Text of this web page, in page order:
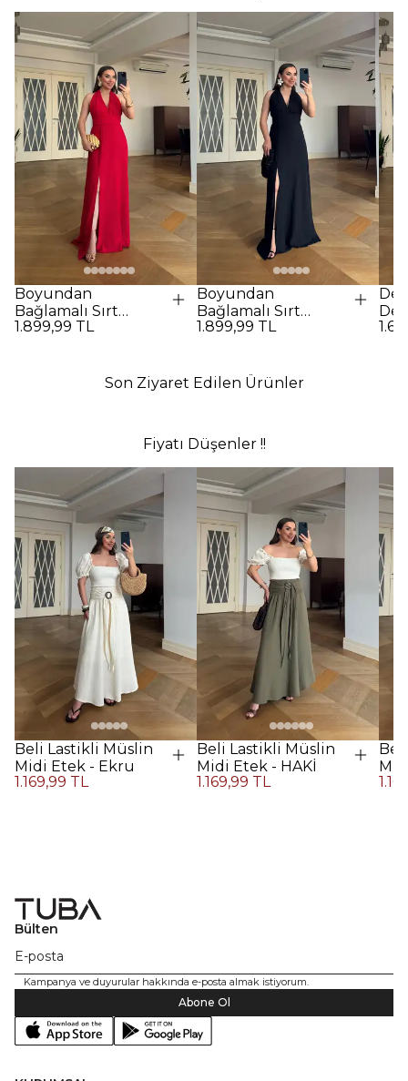
Boyundan
Bağlamalı Sırt
Dekolteli Uzun
1.899,99 TL
Boyundan
Bağlamalı Sırt
Dekolteli Uzun
1.899,99 TL
Son Ziyaret Edilen Ürünler
Fiyatı Düşenler !!
Beli Lastikli Müslin
Midi Etek - Ekru
1.169,99 TL
Beli Lastikli Müslin
Midi Etek - HAKİ
1.169,99 TL
Bülten
Kampanya ve duyurular hakkında e-posta almak istiyorum.
Abone Ol